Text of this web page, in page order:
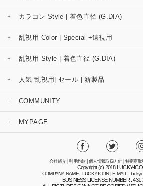
カラコン Style | 着色直径 (G.DIA)
乱視用 Color | Special +遠視用
乱視用 Style | 着色直径 (G.DIA)
人気 乱視用| セール | 新製品
COMMUNITY
MYPAGE
会社紹介|利用約款| 個人情報取扱方針| 特定商
Copyright (c) 2018 LUCKY-
COMPANY NAME : LUCKY-ICON | E-MAIL :
BUSINESS LICENSE NUMBER :